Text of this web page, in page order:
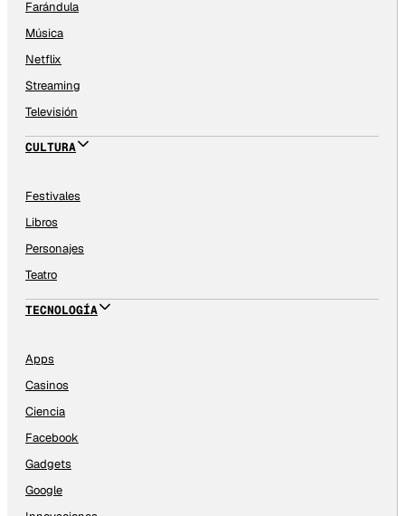
Farándula
Música
Netflix
Streaming
Televisión
CULTURA
Festivales
Libros
Personajes
Teatro
TECNOLOGÍA
Apps
Casinos
Ciencia
Facebook
Gadgets
Google